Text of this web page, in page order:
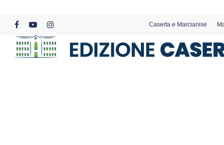
content
facebookyoutubeinstagram
Caserta e Marcianise